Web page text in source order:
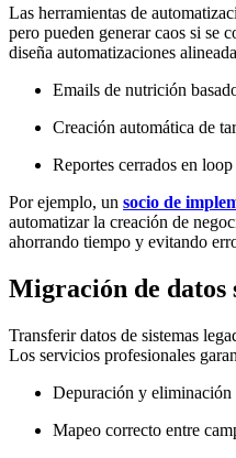
Las herramientas de
pero pueden generar caos si se
diseña automatizaciones
Emails de nutrición
Creación automática de
Reportes cerrados en
Por ejemplo, un socio de
automatizar la creación de
ahorrando tiempo y evitando
Migración de datos
Transferir datos de sistemas
Los servicios profesionales
Depuración y eliminación
Mapeo correcto entre